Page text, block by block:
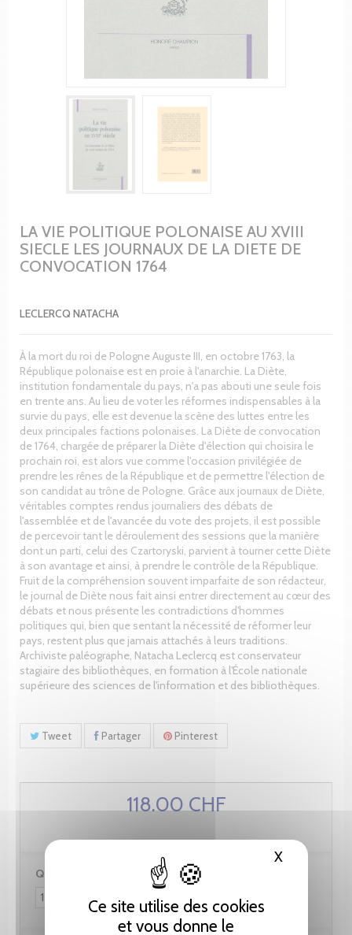
Ce site utilise des cookies
et vous donne le
XMasquer
LA VIE POLITIQUE POLONAISE AU XVIII
SIECLE LES JOURNAUX DE LA DIETE DE
CONVOCATION 1764
LECLERCQ NATACHA
À la mort du roi de Pologne Auguste III, en octobre 1763, la
République polonaise est en proie à l'anarchie. La Diète,
institution fondamentale du pays, n'a pas abouti une seule fois
en trente ans. Au lieu de voter les réformes indispensables à la
survie du pays, elle est devenue la scène des luttes entre les
deux principales factions polonaises. La Diète de convocation
de 1764, chargée de préparer la Diète d'élection qui choisira le
prochain roi, est alors vue comme l'occasion privilégiée de
prendre les rênes de la République et de permettre l'élection de
son candidat au trône de Pologne. Grâce aux journaux de Diète,
véritables comptes rendus journaliers des débats de
l'assemblée et de l'avancée du vote des projets, il est possible
de percevoir tant le déroulement des sessions que la manière
dont un parti, celui des Czartoryski, parvient à tourner cette Diète
à son avantage et ainsi, à prendre le contrôle de la République.
Fruit de la compréhension souvent imparfaite de son rédacteur,
le journal de Diète nous fait ainsi entrer directement au cœur des
débats et nous présente les contradictions d'hommes
politiques qui, bien que sentant la nécessité de réformer leur
pays, restent plus que jamais attachés à leurs traditions.
Archiviste paléographe, Natacha Leclercq est conservateur
stagiaire des bibliothèques, en formation à l'École nationale
supérieure des sciences de l'information et des bibliothèques.
Tweet Partager Pinterest
118.00 CHF
Quantité :